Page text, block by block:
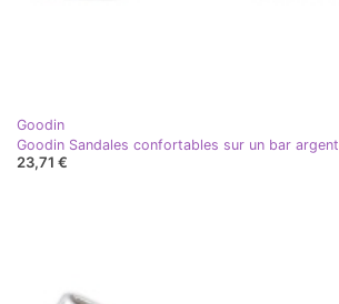
Goodin
Goodin Sandales confortables sur un bar argent
23,71 €